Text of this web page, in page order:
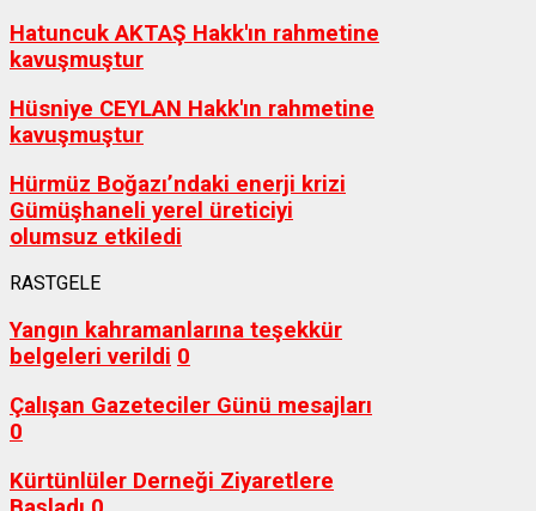
Hatuncuk AKTAŞ Hakk'ın rahmetine
kavuşmuştur
Hüsniye CEYLAN Hakk'ın rahmetine
kavuşmuştur
Hürmüz Boğazı’ndaki enerji krizi
Gümüşhaneli yerel üreticiyi
olumsuz etkiledi
RASTGELE
Yangın kahramanlarına teşekkür
belgeleri verildi 0
Çalışan Gazeteciler Günü mesajları
0
Kürtünlüler Derneği Ziyaretlere